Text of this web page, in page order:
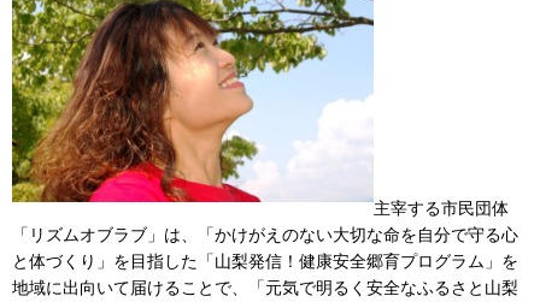
主宰する市民団体
「リズムオブラブ」は、「かけがえのない大切な命を自分で守る心
と体づくり」を目指した「山梨発信！健康安全郷育プログラム」を
地域に出向いて届けることで、「元気で明るく安全なふるさと山梨